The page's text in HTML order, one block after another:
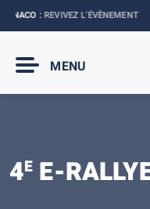
:REVIVEZ L’ÉVÈNEMENT
MENU
4E E-